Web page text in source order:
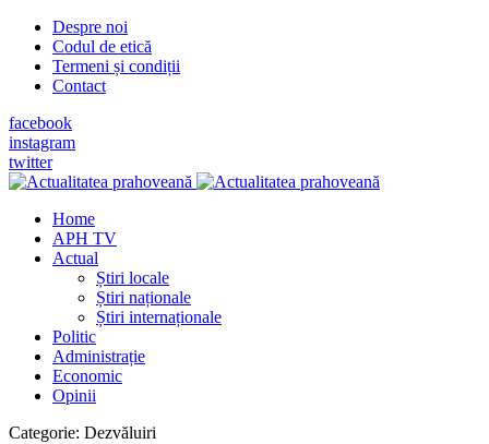
Despre noi
Codul de etică
Termeni și condiții
Contact
facebook
instagram
twitter
Home
APH TV
Actual
Știri locale
Știri naționale
Știri internaționale
Politic
Administrație
Economic
Opinii
Categorie: Dezvăluiri